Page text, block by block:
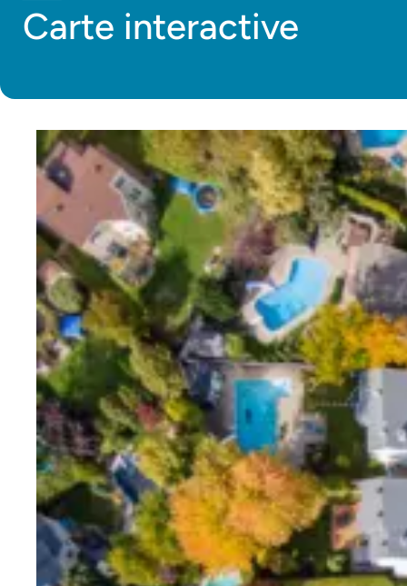
Carte interactive